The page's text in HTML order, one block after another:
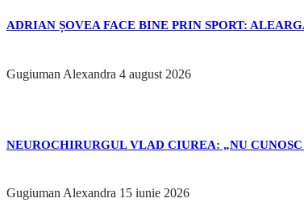
ADRIAN ȘOVEA FACE BINE PRIN SPORT:
Gugiuman Alexandra 4 august 2026
NEUROCHIRURGUL VLAD CIUREA: „NU
Gugiuman Alexandra 15 iunie 2026